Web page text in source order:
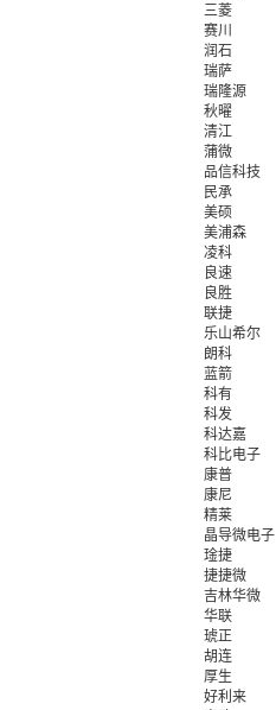
三菱
赛川
润石
瑞萨
瑞隆源
秋曜
清江
蒲微
品信科技
民承
美硕
美浦森
凌科
良速
良胜
联捷
乐山希尔
朗科
蓝箭
科有
科发
科达嘉
科比电子
康普
康尼
精莱
晶导微电子
琻捷
捷捷微
吉林华微
华联
琥正
胡连
厚生
好利来